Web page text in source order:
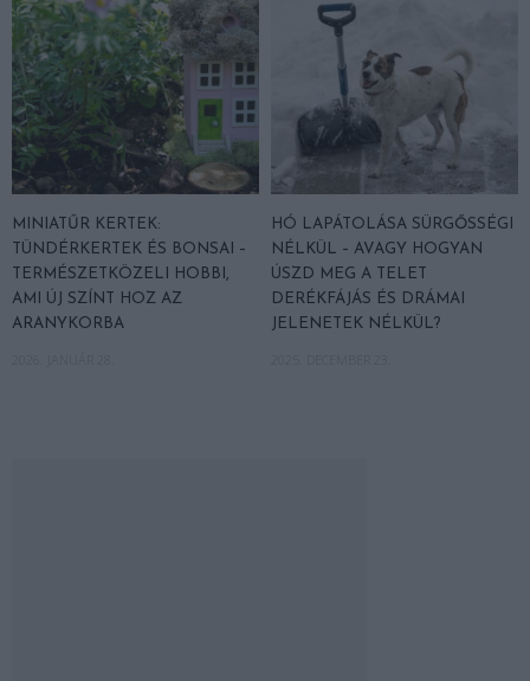
MINIATŰR KERTEK:
TÜNDÉRKERTEK ÉS BONSAI –
TERMÉSZETKÖZELI HOBBI,
AMI ÚJ SZÍNT HOZ AZ
ARANYKORBA
HÓ LAPÁTOLÁSA SÜRGŐSSÉGI
NÉLKÜL – AVAGY HOGYAN
ÚSZD MEG A TELET
DERÉKFÁJÁS ÉS DRÁMAI
JELENETEK NÉLKÜL?